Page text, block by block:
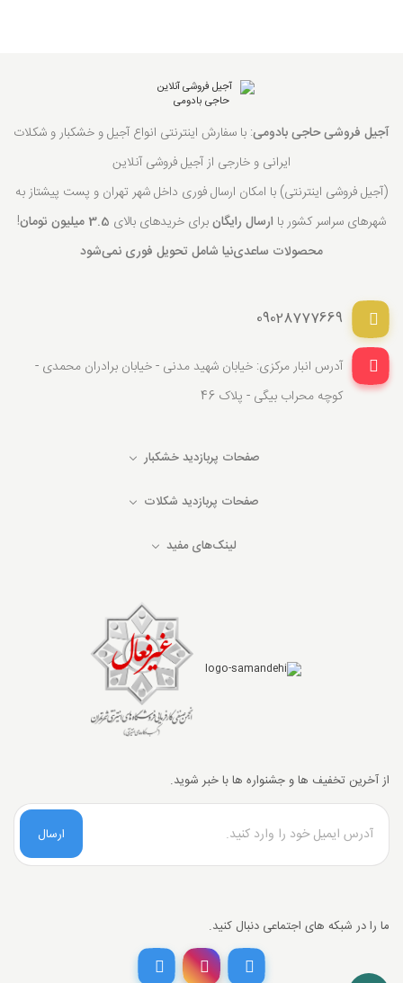
تخفیف خرید نقدی
آجیل فروشی حاجی بادومی: با سفارش اینترنتی انواع آجیل و خشکبار و شکلات
ایرانی و خارجی از آجیل فروشی آنلاین
(آجیل فروشی اینترنتی) با امکان ارسال فوری داخل شهر تهران و پست پیشتاز به
شهرهای سراسر کشور با ارسال رایگانبرای خریدهای بالای 3.5 میلیون تومان
!
محصولات ساعدی‌نیا شامل تحویل فوری نمی‌شود
09028777669
آدرس انبار مرکزی: خیابان شهید مدنی - خیابان برادران محمدی -
کوچه محراب بیگی - پلاک 46
صفحات پربازدید خشکبار
صفحات پربازدید شکلات
لینک‌های مفید
از آخرین تخفیف ها و جشنواره ها با خبر شوید.
ارسال
ما را در شبکه های اجتماعی دنبال کنید.